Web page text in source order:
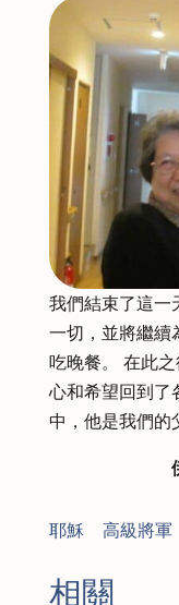
我們結束了這一
一切，並將繼續
吃晚餐。 在此
心和希望回到了
中，他是我們的
耶穌 高級將軍
相關